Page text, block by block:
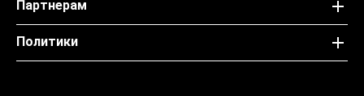
Партнерам
Политики